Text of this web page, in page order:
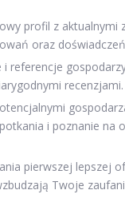
profil z aktualnymi
oraz
i referencje
recenzjami.
i poznanie na
pierwszej lepszej
Twoje